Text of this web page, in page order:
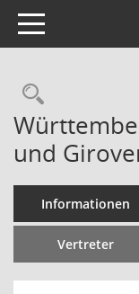
Toggle navigation
und
Informationen
Vertreter